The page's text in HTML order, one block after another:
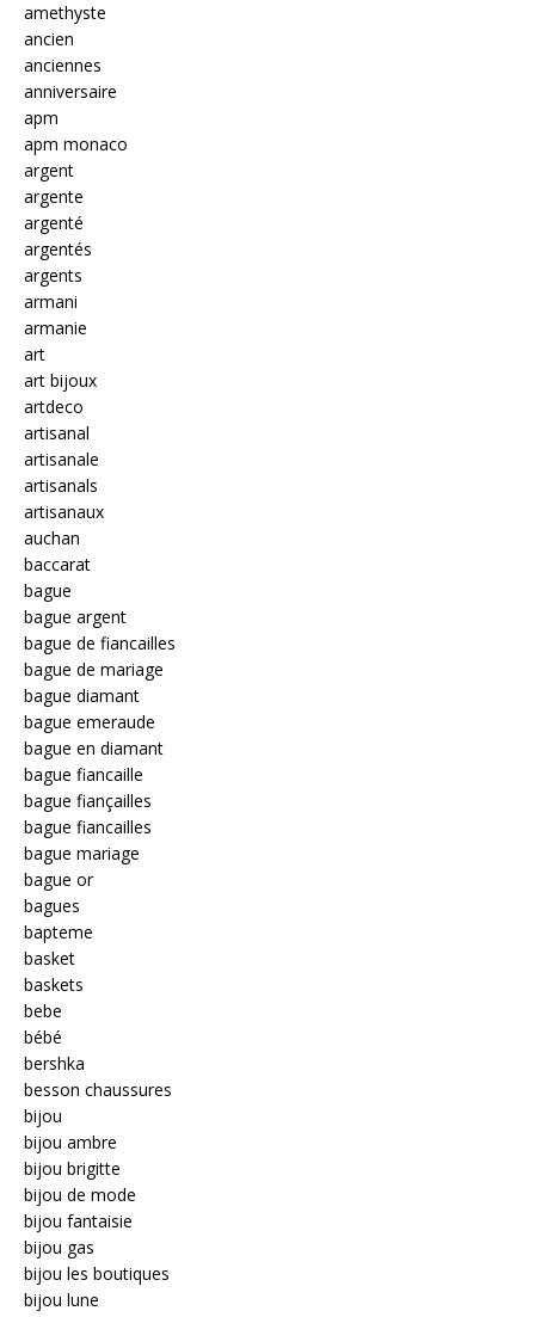
amethyste
ancien
anciennes
anniversaire
apm
apm monaco
argent
argente
argenté
argentés
argents
armani
armanie
art
art bijoux
artdeco
artisanal
artisanale
artisanals
artisanaux
auchan
baccarat
bague
bague argent
bague de fiancailles
bague de mariage
bague diamant
bague emeraude
bague en diamant
bague fiancaille
bague fiançailles
bague fiancailles
bague mariage
bague or
bagues
bapteme
basket
baskets
bebe
bébé
bershka
besson chaussures
bijou
bijou ambre
bijou brigitte
bijou de mode
bijou fantaisie
bijou gas
bijou les boutiques
bijou lune